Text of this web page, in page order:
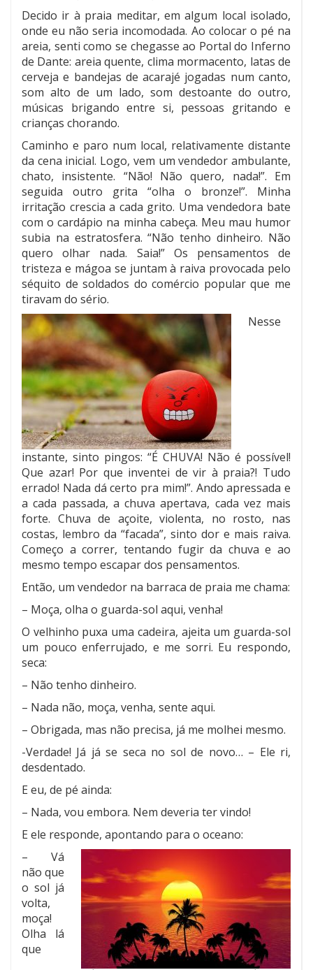
Decido ir à praia meditar, em algum local isolado,
onde eu não seria incomodada. Ao colocar o pé na
areia, senti como se chegasse ao Portal do Inferno
de Dante: areia quente, clima mormacento, latas de
cerveja e bandejas de acarajé jogadas num canto,
som alto de um lado, som destoante do outro,
músicas brigando entre si, pessoas gritando e
crianças chorando.
Caminho e paro num local, relativamente distante
da cena inicial. Logo, vem um vendedor ambulante,
chato, insistente. “Não! Não quero, nada!”. Em
seguida outro grita “olha o bronze!”. Minha
irritação crescia a cada grito. Uma vendedora bate
com o cardápio na minha cabeça. Meu mau humor
subia na estratosfera. “Não tenho dinheiro. Não
quero olhar nada. Saia!” Os pensamentos de
tristeza e mágoa se juntam à raiva provocada pelo
séquito de soldados do comércio popular que me
tiravam do sério.
Nesse
instante, sinto pingos: “É CHUVA! Não é possível!
Que azar! Por que inventei de vir à praia?! Tudo
errado! Nada dá certo pra mim!”. Ando apressada e
a cada passada, a chuva apertava, cada vez mais
forte. Chuva de açoite, violenta, no rosto, nas
costas, lembro da “facada”, sinto dor e mais raiva.
Começo a correr, tentando fugir da chuva e ao
mesmo tempo escapar dos pensamentos.
Então, um vendedor na barraca de praia me chama:
– Moça, olha o guarda-sol aqui, venha!
O velhinho puxa uma cadeira, ajeita um guarda-sol
um pouco enferrujado, e me sorri. Eu respondo,
seca:
– Não tenho dinheiro.
– Nada não, moça, venha, sente aqui.
– Obrigada, mas não precisa, já me molhei mesmo.
-Verdade! Já já se seca no sol de novo… – Ele ri,
desdentado.
E eu, de pé ainda:
– Nada, vou embora. Nem deveria ter vindo!
E ele responde, apontando para o oceano:
– Vá
não que
o sol já
volta,
moça!
Olha lá
que